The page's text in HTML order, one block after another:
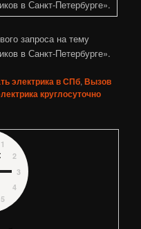
запроса на тему
в Санкт-Петербурге».
электрика в СПб,Вызов
круглосуточно